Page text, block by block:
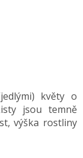
květy o
jsou temně
výška rostliny